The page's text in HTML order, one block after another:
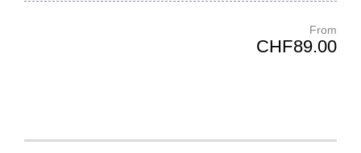
From
CHF89.00